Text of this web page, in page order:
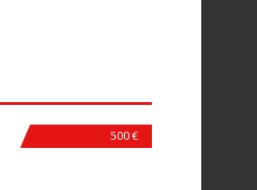
500 €